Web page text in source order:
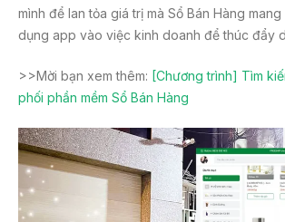
mình để lan tỏa giá trị mà Sổ Bán Hàng
dụng app vào việc kinh doanh để thúc đẩy
>>Mời bạn xem thêm: [Chương trình] Tìm
phối phần mềm Sổ Bán Hàng